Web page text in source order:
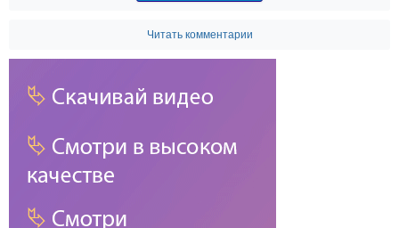
Читать комментарии